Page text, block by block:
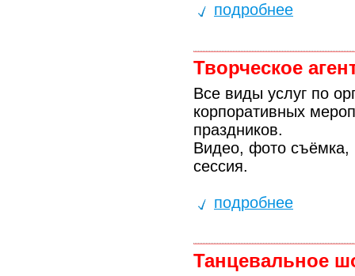
подробнее
Творческое
Все виды услуг по
корпоративных
праздников.
Видео, фото съёмка,
сессия.
подробнее
Танцевальное